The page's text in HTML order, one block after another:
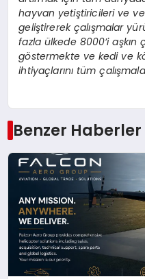
hayvan yetiştiricileri ve
geliştirerek çalışmalar
fazla ülkede 8000’i aşkın
göstermekte ve kedi ve
ihtiyaçlarını tüm
Benzer Haberler